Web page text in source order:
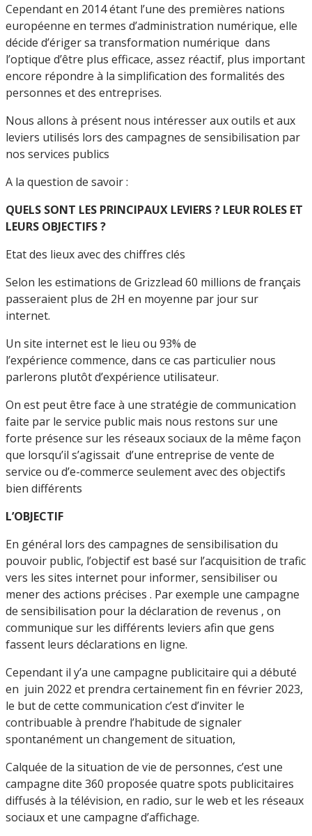
Cependant en 2014 étant l’une des premières nations
européenne en termes d’administration numérique, elle
décide d’ériger sa transformation numérique dans
l’optique d’être plus efficace, assez réactif, plus important
encore répondre à la simplification des formalités des
personnes et des entreprises.
Nous allons à présent nous intéresser aux outils et aux
leviers utilisés lors des campagnes de sensibilisation par
nos services publics
A la question de savoir :
QUELS SONT LES PRINCIPAUX LEVIERS ? LEUR ROLES ET
LEURS OBJECTIFS ?
Etat des lieux avec des chiffres clés
Selon les estimations de Grizzlead 60 millions de français
passeraient plus de 2H en moyenne par jour sur
internet.
Un site internet est le lieu ou 93% de
l’expérience commence, dans ce cas particulier nous
parlerons plutôt d’expérience utilisateur.
On est peut être face à une stratégie de communication
faite par le service public mais nous restons sur une
forte présence sur les réseaux sociaux de la même façon
que lorsqu’il s’agissait d’une entreprise de vente de
service ou d’e-commerce seulement avec des objectifs
bien différents
L’OBJECTIF
En général lors des campagnes de sensibilisation du
pouvoir public, l’objectif est basé sur l’acquisition de trafic
vers les sites internet pour informer, sensibiliser ou
mener des actions précises . Par exemple une campagne
de sensibilisation pour la déclaration de revenus , on
communique sur les différents leviers afin que gens
fassent leurs déclarations en ligne.
Cependant il y’a une campagne publicitaire qui a débuté
en juin 2022 et prendra certainement fin en février 2023,
le but de cette communication c’est d’inviter le
contribuable à prendre l’habitude de signaler
spontanément un changement de situation,
Calquée de la situation de vie de personnes, c’est une
campagne dite 360 proposée quatre spots publicitaires
diffusés à la télévision, en radio, sur le web et les réseaux
sociaux et une campagne d’affichage.